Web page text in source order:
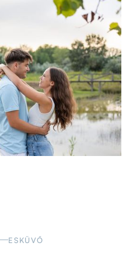
ESKÜVŐ